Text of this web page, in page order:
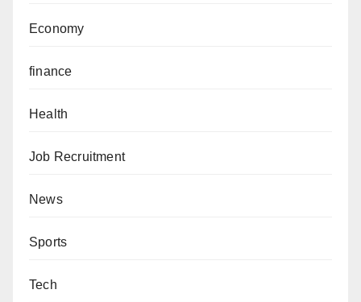
Economy
finance
Health
Job Recruitment
News
Sports
Tech